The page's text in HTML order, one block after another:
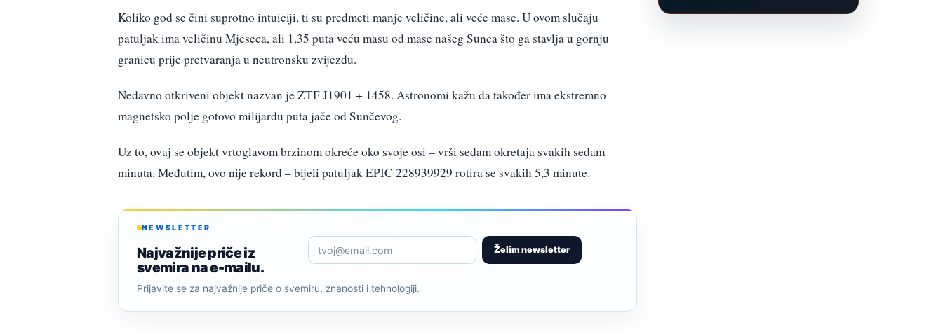
Koliko god se čini suprotno intuiciji, ti su predmeti manje veličine, ali veće mase. U ovom slučaju
patuljak ima veličinu Mjeseca, ali 1,35 puta veću masu od mase našeg Sunca što ga stavlja u gornju
granicu prije pretvaranja u neutronsku zvijezdu.
Nedavno otkriveni objekt nazvan je ZTF J1901 + 1458. Astronomi kažu da također ima ekstremno
magnetsko polje gotovo milijardu puta jače od Sunčevog.
Uz to, ovaj se objekt vrtoglavom brzinom okreće oko svoje osi – vrši sedam okretaja svakih sedam
minuta. Međutim, ovo nije rekord – bijeli patuljak EPIC 228939929 rotira se svakih 5,3 minute.
NEWSLETTER
Najvažnije priče iz
svemira na e-mailu.
Želim newsletter
Prijavite se za najvažnije priče o svemiru, znanosti i tehnologiji.